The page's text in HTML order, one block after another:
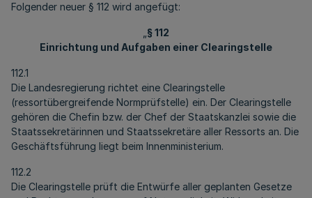
Folgender neuer § 112 wird angefügt:
§ 112
Einrichtung und Aufgaben einer Clearingstelle
112.1
Die Landesregierung richtet eine Clearingstelle
(ressortübergreifende Normprüfstelle) ein. Der Clearingstelle
gehören die Chefin bzw. der Chef der Staatskanzlei sowie die
Staatssekretärinnen und Staatssekretäre aller Ressorts an. Die
Geschäftsführung liegt beim Innenministerium.
112.2
Die Clearingstelle prüft die Entwürfe aller geplanten Gesetze